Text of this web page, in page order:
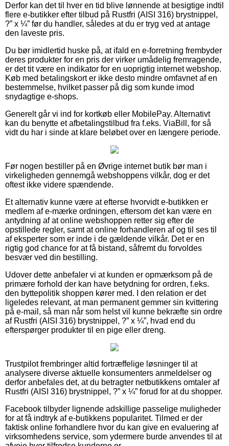
Derfor kan det til hver en tid blive lønnende at besigtige indtil
flere e-butikker efter tilbud på Rustfri (AISI 316) brystnippel,
?” x ¼” før du handler, således at du er tryg ved at antage
den laveste pris.
Du bør imidlertid huske på, at ifald en e-forretning frembyder
deres produkter for en pris der virker umådelig fremragende,
er det tit være en indikator for en uoprigtig internet webshop.
Køb med betalingskort er ikke desto mindre omfavnet af en
bestemmelse, hvilket passer på dig som kunde imod
snydagtige e-shops.
Generelt går vi ind for kortkøb eller MobilePay. Alternativt
kan du benytte et afbetalingstilbud fra f.eks. ViaBill, for så
vidt du har i sinde at klare beløbet over en længere periode.
Før nogen bestiller på en Øvrige internet butik bør man i
virkeligheden gennemgå webshoppens vilkår, dog er det
oftest ikke videre spændende.
Et alternativ kunne være at efterse hvorvidt e-butikken er
medlem af e-mærke ordningen, eftersom det kan være en
antydning af at online webshoppen retter sig efter de
opstillede regler, samt at online forhandleren af og til ses til
af eksperter som er inde i de gældende vilkår. Det er en
rigtig god chance for at få bistand, såfremt du forvoldes
besvær ved din bestilling.
Udover dette anbefaler vi at kunden er opmærksom på de
primære forhold der kan have betydning for ordren, f.eks.
den byttepolitik shoppen kører med. I den relation er det
ligeledes relevant, at man permanent gemmer sin kvittering
på e-mail, så man når som helst vil kunne bekræfte sin ordre
af Rustfri (AISI 316) brystnippel, ?” x ¼”, hvad end du
efterspørger produkter til en pige eller dreng.
Trustpilot frembringer altid fortræffelige løsninger til at
analysere diverse aktuelle konsumenters anmeldelser og
derfor anbefales det, at du betragter netbutikkens omtaler af
Rustfri (AISI 316) brystnippel, ?” x ¼” forud for at du shopper.
Facebook tilbyder lignende adskillige passelige muligheder
for at få indtryk af e-butikkens popularitet. Tilmed er der
faktisk online forhandlere hvor du kan give en evaluering af
virksomhedens service, som ydermere burde anvendes til at